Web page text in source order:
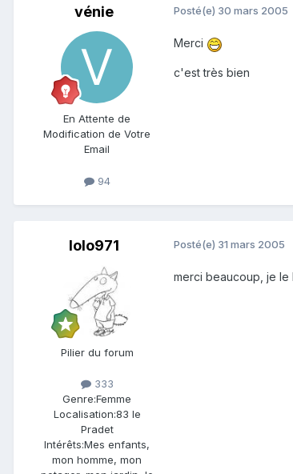
vénie
En Attente de
Modification de Votre
Email
94
Posté(e) 30 mars 2005
Merci
c'est très bien
lolo971
Pilier du forum
333
Genre:Femme
Localisation:83 le
Pradet
Intérêts:Mes enfants,
mon homme, mon
Posté(e) 31 mars 2005
merci beaucoup, je le